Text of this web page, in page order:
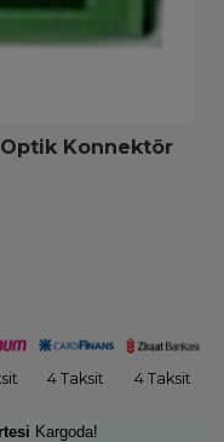
Konnektör
4 Taksit 4 Taksit
Kargoda!